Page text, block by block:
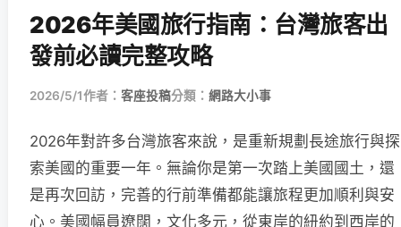
2026年美國旅行指南：台灣旅客出
發前必讀完整攻略
2026/5/1作者： 客座投稿分類： 網路大小事
2026年對許多台灣旅客來說，是重新規劃長途旅行與探
索美國的重要一年。無論你是第一次踏上美國國土，還
是再次回訪，完善的行前準備都能讓旅程更加順利與安
心。美國幅員遼闊，文化多元，從東岸的紐約到西岸的